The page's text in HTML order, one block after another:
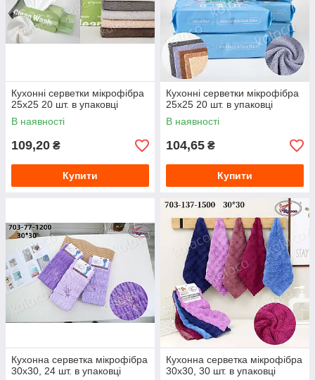
Кухонні серветки мікрофібра
25х25 20 шт. в упаковці
В наявності
109,20 ₴
Купити
Кухонні серветки мікрофібра
25х25 20 шт. в упаковці
В наявності
104,65 ₴
Купити
Кухонна серветка мікрофібра
30х30, 24 шт. в упаковці
Кухонна серветка мікрофібра
30х30, 30 шт. в упаковці